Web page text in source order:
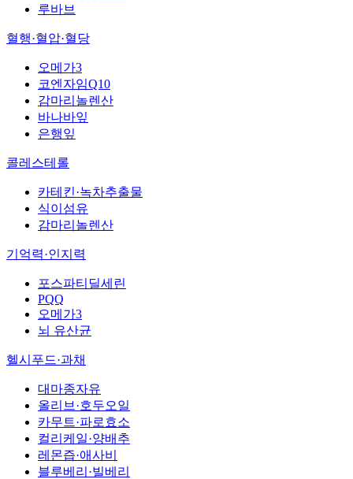
루바브
혈행·혈압·혈당
오메가3
코엔자임Q10
감마리놀렌산
바나바잎
은행잎
콜레스테롤
카테킨·녹차추출물
식이섬유
감마리놀렌산
기억력·인지력
포스파티딜세린
PQQ
오메가3
뇌 유산균
헬시푸드·과채
대마종자유
올리브·호두오일
카무트·파로효소
컬리케일·양배추
레몬즙·애사비
블루베리·빌베리